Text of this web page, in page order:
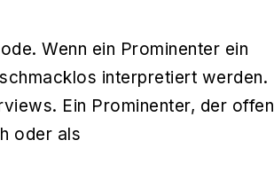
Wenn ein Prominenter ein
interpretiert werden.
Ein Prominenter, der offen
oder als